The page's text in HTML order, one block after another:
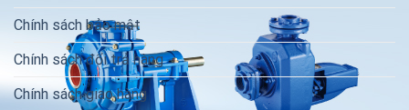
Chính sách bảo mật
Chính sách đổi trả hàng
Chính sách giao hàng